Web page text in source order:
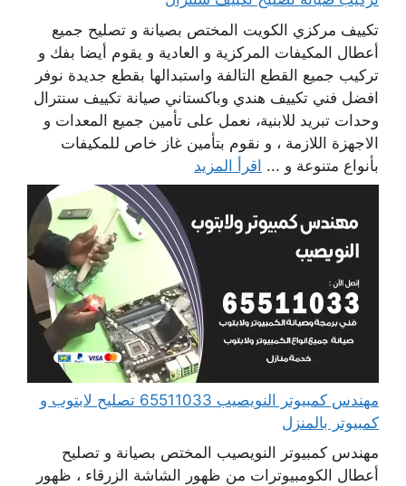
تكييف مركزي الكويت المختص بصيانة و تصليح جميع
أعطال المكيفات المركزية و العادية و يقوم أيضا بفك و
تركيب جميع القطع التالفة واستبدالها بقطع جديدة نوفر
افضل فني تكييف هندي وباكستاني صيانة تكييف سنترال
وحدات تبريد للابنية، نعمل على تأمين جميع المعدات و
الاجهزة اللازمة ، و نقوم بتأمين غاز خاص للمكيفات
بأنواع متنوعة و ... اقرأ المزيد
مهندس كمبيوتر النويصيب 65511033 تصليح لابتوب و
كمبيوتر بالمنزل
مهندس كمبيوتر النويصيب المختص بصيانة و تصليح
أعطال الكومبيوترات من ظهور الشاشة الزرقاء ، ظهور